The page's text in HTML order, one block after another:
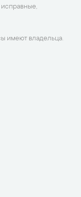
имеют владельца.